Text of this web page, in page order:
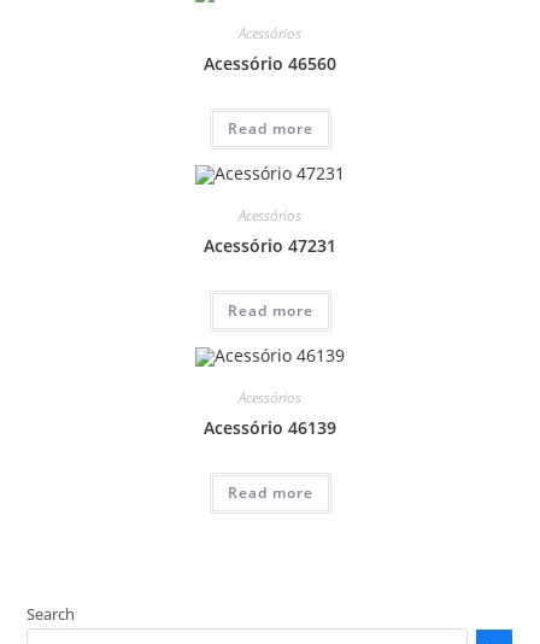
Acessórios
Acessório 46560
Read more
Acessórios
Acessório 47231
Read more
Acessórios
Acessório 46139
Read more
Search